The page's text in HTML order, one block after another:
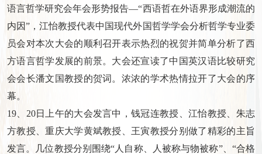
语言哲学研究会年会形势报告—“西语哲在外语界形成潮流的
内因”，江怡教授代表中国现代外国哲学学会分析哲学专业委
员会对本次大会的顺利召开表示热烈的祝贺并简单分析了西
方语言哲学发展的前景。大会还宣读了中国英汉语比较研究
会会长潘文国教授的贺词。浓浓的学术热情拉开了大会的序
幕。
19、20日上午的大会发言中，钱冠连教授、江怡教授、朱志
方教授、重庆大学黄斌教授、王寅教授分别做了精彩的主旨
发言。几位教授分别围绕“人自称、人被称与物被称”、“合格